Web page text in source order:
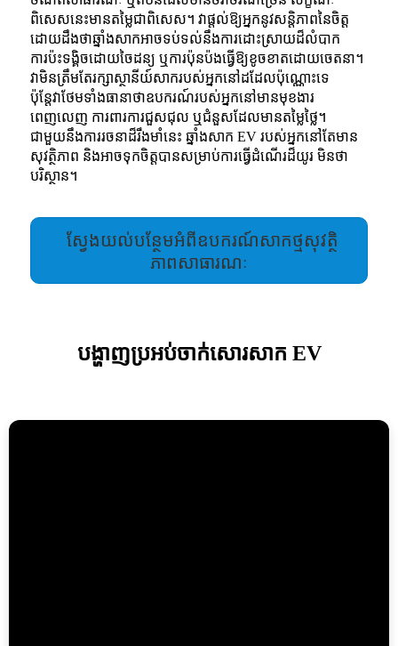
ពិសេសនេះមានតម្លៃជាពិសេស។ វាផ្តល់ឱ្យអ្នកនូវសន្តិភាពនៃចិត្ត
ដោយដឹងថាឆ្នាំងសាកអាចទប់ទល់នឹងការដោះស្រាយដ៏លំបាក
ការប៉ះទង្គិចដោយចៃដន្យ ឬការប៉ុនប៉ងធ្វើឱ្យខូចខាតដោយចេតនា។
វាមិនត្រឹមតែរក្សាស្ថានីយ៍សាករបស់អ្នកនៅដដែលប៉ុណ្ណោះទេ
ប៉ុន្តែវាថែមទាំងធានាថាឧបករណ៍របស់អ្នកនៅមានមុខងារ
ពេញលេញ ការពារការជួសជុល ឬជំនួសដែលមានតម្លៃថ្លៃ។
ជាមួយនឹងការរចនាដ៏រឹងមាំនេះ ឆ្នាំងសាក EV របស់អ្នកនៅតែមាន
សុវត្ថិភាព និងអាចទុកចិត្តបានសម្រាប់ការធ្វើដំណើរដ៏យូរ មិនថា
បរិស្ថាន។
ស្វែងយល់បន្ថែមអំពីឧបករណ៍សាកថ្មសុវត្ថិ
ភាពសាធារណៈ
បង្ហាញប្រអប់ចាក់សោរសាក EV